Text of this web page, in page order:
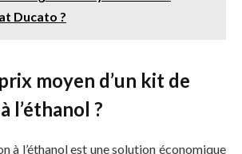
Ducato ?
moyen d’un kit de
l’éthanol ?
à l’éthanol est une solution économique